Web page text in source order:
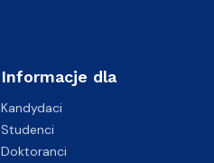
Informacje dla
Kandydaci
Studenci
Doktoranci